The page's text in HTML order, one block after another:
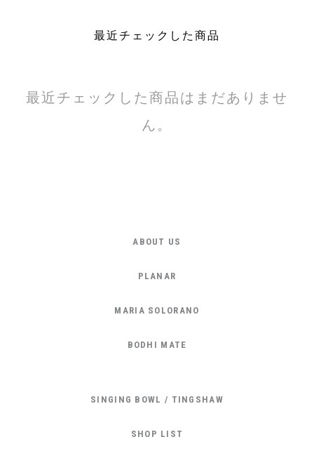
最近チェックした商品
最近チェックした商品はまだありませ
ん。
ABOUT US
PLANAR
MARIA SOLORANO
BODHI MATE
SINGING BOWL / TINGSHAW
SHOP LIST